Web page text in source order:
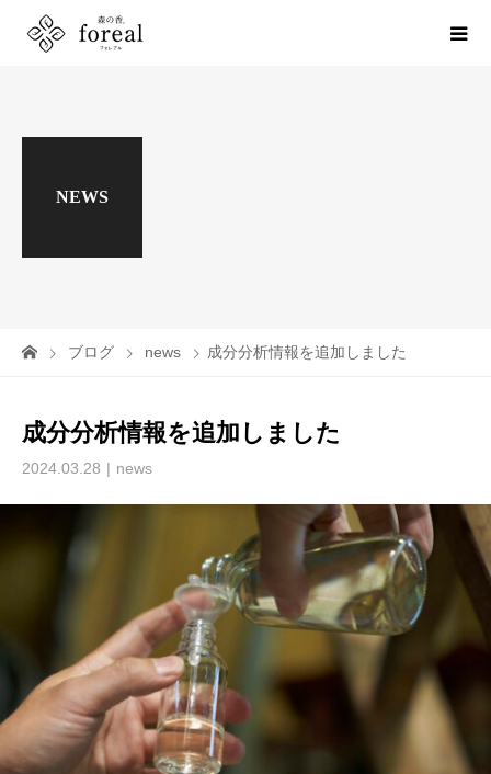
NEWS
ブログ news 成分分析情報を追加しました
成分分析情報を追加しました
2024.03.28 news